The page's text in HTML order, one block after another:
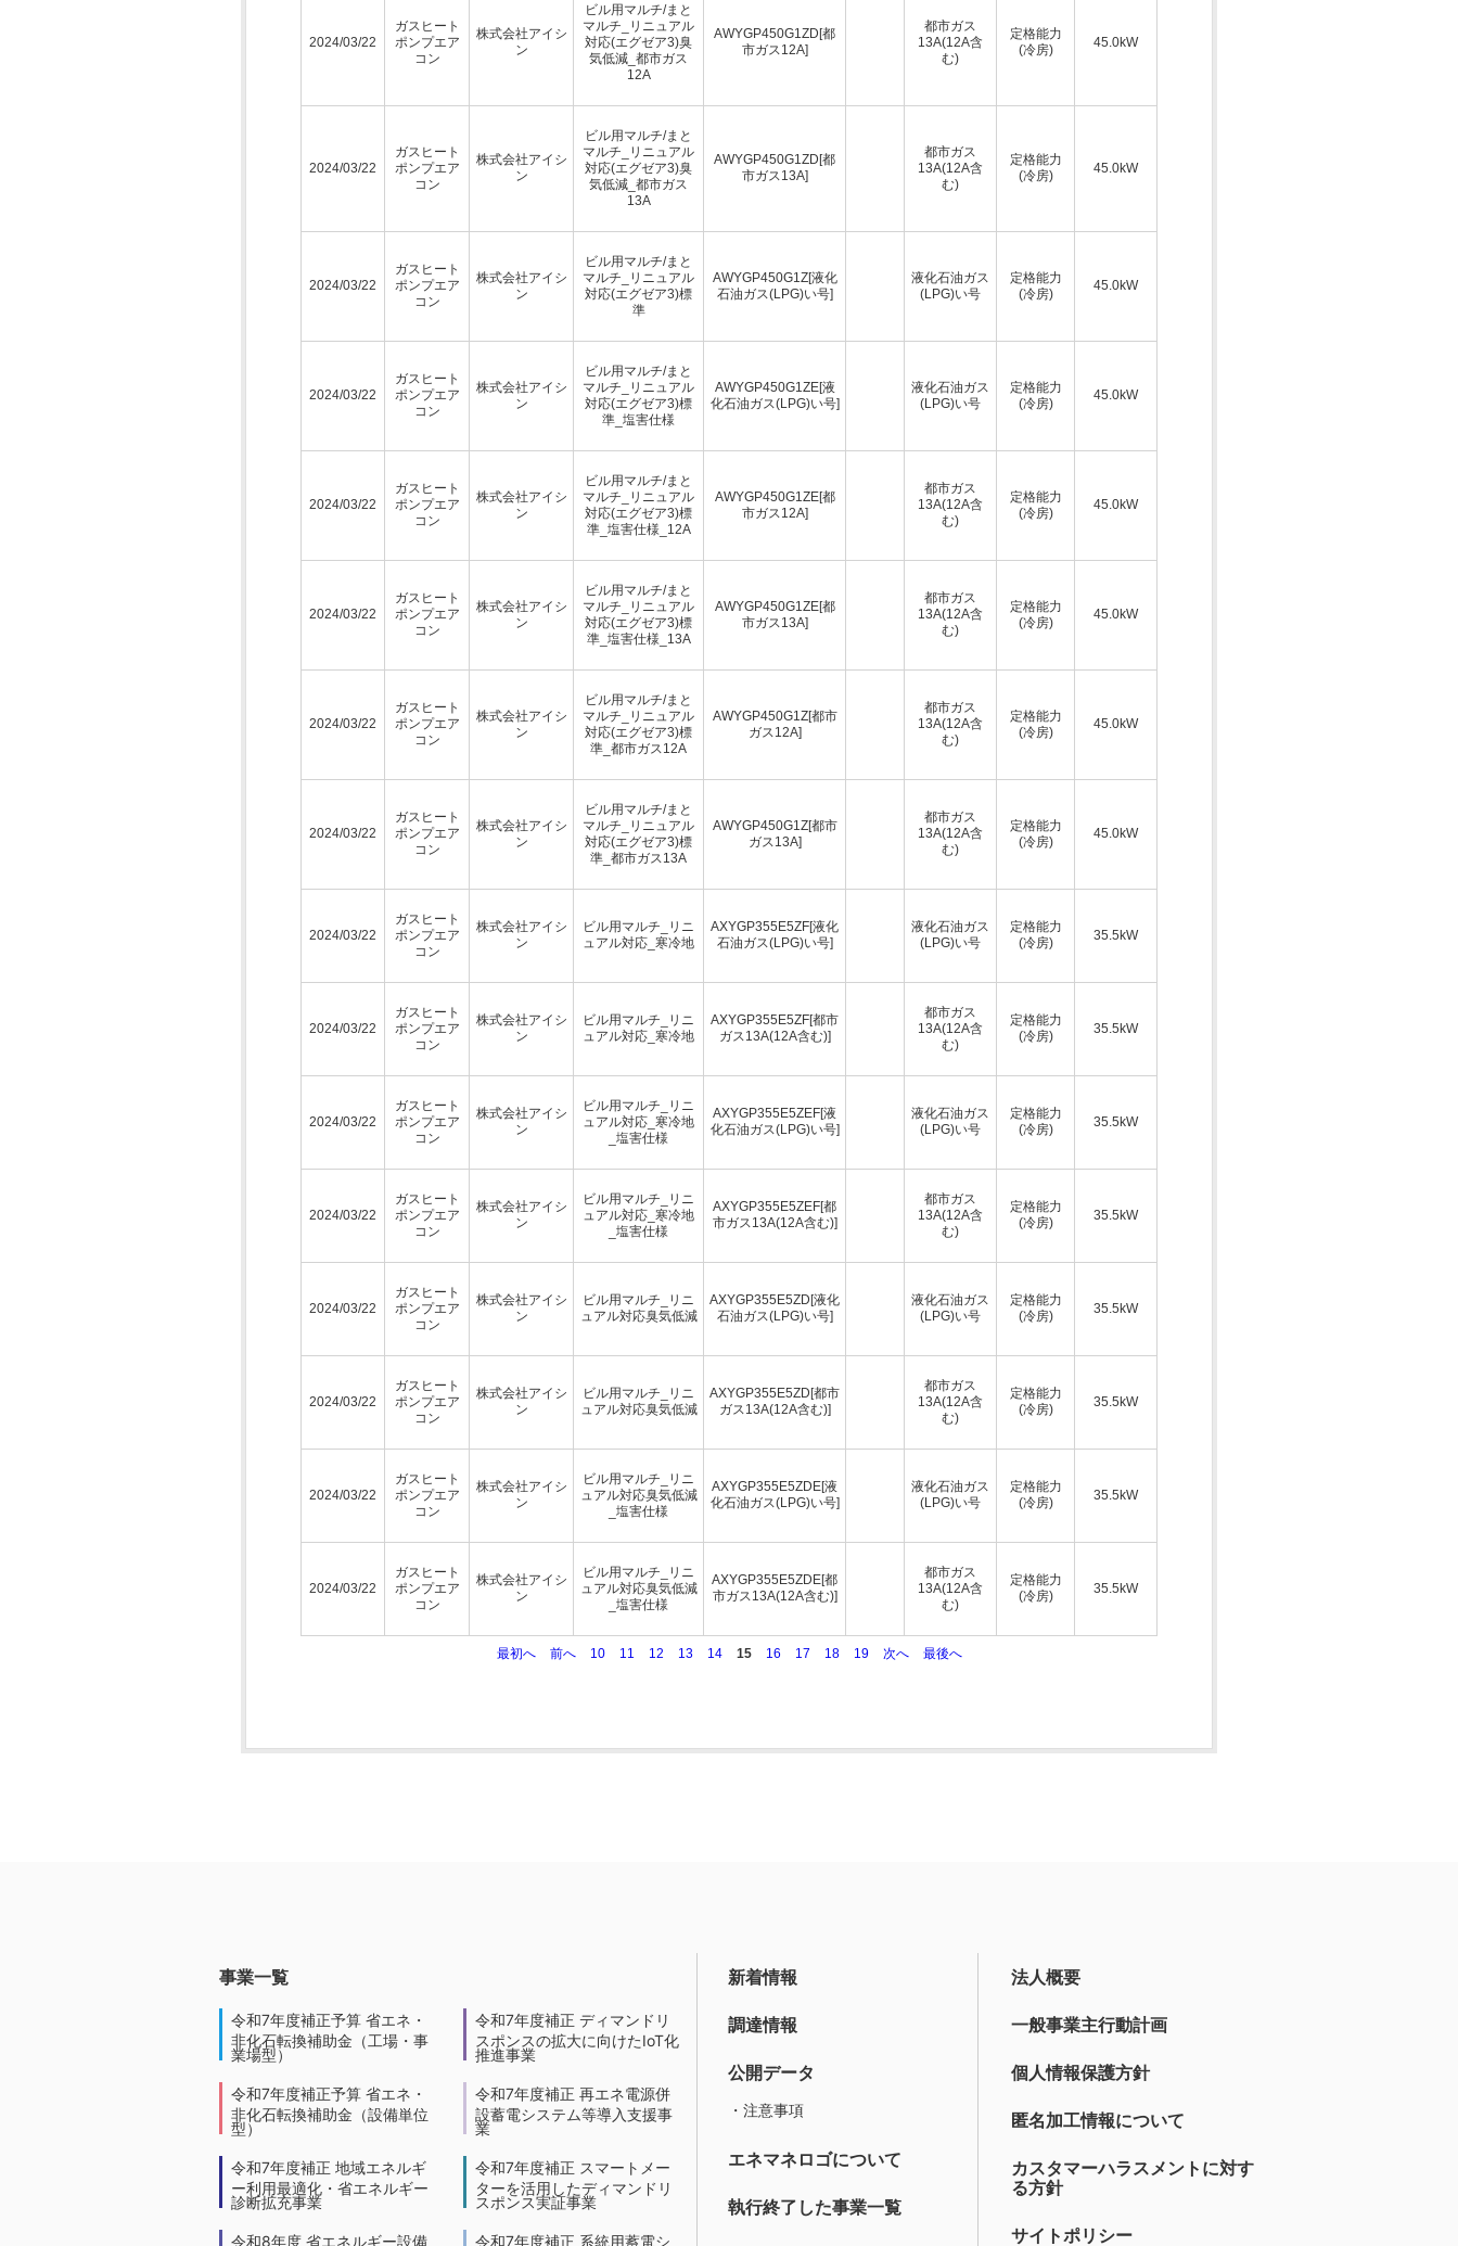
2024/03/22
ガスヒート
ポンプエア
コン
株式会社アイシ
ン
ビル用マルチ/まと
マルチ_リニュアル
対応(エグゼア3)臭
気低減_都市ガス
12A
AWYGP450G1ZD[都
市ガス12A]
都市ガス
13A(12A含
む)
定格能力
(冷房)
45.0kW
2024/03/22
ガスヒート
ポンプエア
コン
株式会社アイシ
ン
ビル用マルチ/まと
マルチ_リニュアル
対応(エグゼア3)臭
気低減_都市ガス
13A
AWYGP450G1ZD[都
市ガス13A]
都市ガス
13A(12A含
む)
定格能力
(冷房)
45.0kW
2024/03/22
ガスヒート
ポンプエア
コン
株式会社アイシ
ン
ビル用マルチ/まと
マルチ_リニュアル
対応(エグゼア3)標
準
AWYGP450G1Z[液化
石油ガス(LPG)い号]
液化石油ガス
(LPG)い号
定格能力
(冷房)
45.0kW
2024/03/22
ガスヒート
ポンプエア
コン
株式会社アイシ
ン
ビル用マルチ/まと
マルチ_リニュアル
対応(エグゼア3)標
準_塩害仕様
AWYGP450G1ZE[液
化石油ガス(LPG)い号]
液化石油ガス
(LPG)い号
定格能力
(冷房)
45.0kW
2024/03/22
ガスヒート
ポンプエア
コン
株式会社アイシ
ン
ビル用マルチ/まと
マルチ_リニュアル
対応(エグゼア3)標
準_塩害仕様_12A
AWYGP450G1ZE[都
市ガス12A]
都市ガス
13A(12A含
む)
定格能力
(冷房)
45.0kW
2024/03/22
ガスヒート
ポンプエア
コン
株式会社アイシ
ン
ビル用マルチ/まと
マルチ_リニュアル
対応(エグゼア3)標
準_塩害仕様_13A
AWYGP450G1ZE[都
市ガス13A]
都市ガス
13A(12A含
む)
定格能力
(冷房)
45.0kW
2024/03/22
ガスヒート
ポンプエア
コン
株式会社アイシ
ン
ビル用マルチ/まと
マルチ_リニュアル
対応(エグゼア3)標
準_都市ガス12A
AWYGP450G1Z[都市
ガス12A]
都市ガス
13A(12A含
む)
定格能力
(冷房)
45.0kW
2024/03/22
ガスヒート
ポンプエア
コン
株式会社アイシ
ン
ビル用マルチ/まと
マルチ_リニュアル
対応(エグゼア3)標
準_都市ガス13A
AWYGP450G1Z[都市
ガス13A]
都市ガス
13A(12A含
む)
定格能力
(冷房)
45.0kW
2024/03/22
ガスヒート
ポンプエア
コン
株式会社アイシ
ン
ビル用マルチ_リニ
ュアル対応_寒冷地
AXYGP355E5ZF[液化
石油ガス(LPG)い号]
液化石油ガス
(LPG)い号
定格能力
(冷房)
35.5kW
2024/03/22
ガスヒート
ポンプエア
コン
株式会社アイシ
ン
ビル用マルチ_リニ
ュアル対応_寒冷地
AXYGP355E5ZF[都市
ガス13A(12A含む)]
都市ガス
13A(12A含
む)
定格能力
(冷房)
35.5kW
2024/03/22
ガスヒート
ポンプエア
コン
株式会社アイシ
ン
ビル用マルチ_リニ
ュアル対応_寒冷地
_塩害仕様
AXYGP355E5ZEF[液
化石油ガス(LPG)い号]
液化石油ガス
(LPG)い号
定格能力
(冷房)
35.5kW
2024/03/22
ガスヒート
ポンプエア
コン
株式会社アイシ
ン
ビル用マルチ_リニ
ュアル対応_寒冷地
_塩害仕様
AXYGP355E5ZEF[都
市ガス13A(12A含む)]
都市ガス
13A(12A含
む)
定格能力
(冷房)
35.5kW
2024/03/22
ガスヒート
ポンプエア
コン
株式会社アイシ
ン
ビル用マルチ_リニ
ュアル対応臭気低減
AXYGP355E5ZD[液化
石油ガス(LPG)い号]
液化石油ガス
(LPG)い号
定格能力
(冷房)
35.5kW
2024/03/22
ガスヒート
ポンプエア
コン
株式会社アイシ
ン
ビル用マルチ_リニ
ュアル対応臭気低減
AXYGP355E5ZD[都市
ガス13A(12A含む)]
都市ガス
13A(12A含
む)
定格能力
(冷房)
35.5kW
2024/03/22
ガスヒート
ポンプエア
コン
株式会社アイシ
ン
ビル用マルチ_リニ
ュアル対応臭気低減
_塩害仕様
AXYGP355E5ZDE[液
化石油ガス(LPG)い号]
液化石油ガス
(LPG)い号
定格能力
(冷房)
35.5kW
2024/03/22
ガスヒート
ポンプエア
コン
株式会社アイシ
ン
ビル用マルチ_リニ
ュアル対応臭気低減
_塩害仕様
AXYGP355E5ZDE[都
市ガス13A(12A含む)]
都市ガス
13A(12A含
む)
定格能力
(冷房)
35.5kW
最初へ 前へ 10 11 12 13 14 15 16 17 18 19 次へ 最後へ
事業一覧
令和7年度補正予算 省エネ・
非化石転換補助金（工場・事
業場型）
令和7年度補正予算 省エネ・
非化石転換補助金（設備単位
型）
令和7年度補正 地域エネルギ
ー利用最適化・省エネルギー
診断拡充事業
令和8年度 省エネルギー設備
令和7年度補正 ディマンドリ
スポンスの拡大に向けたIoT化
推進事業
令和7年度補正 再エネ電源併
設蓄電システム等導入支援事
業
令和7年度補正 スマートメー
ターを活用したディマンドリ
スポンス実証事業
令和7年度補正 系統用蓄電シ
新着情報
調達情報
公開データ
・注意事項
エネマネロゴについて
執行終了した事業一覧
法人概要
一般事業主行動計画
個人情報保護方針
匿名加工情報について
カスタマーハラスメントに対す
る方針
サイトポリシー